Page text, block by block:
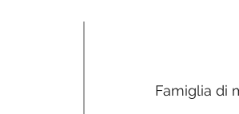
Famiglia di